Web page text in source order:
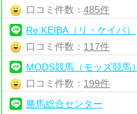
口コミ件数：485件
Re:KEIBA（リ・ケイバ）
口コミ件数： 117件
MODS競馬（モッズ競馬）
口コミ件数： 199件
勝馬総合センター